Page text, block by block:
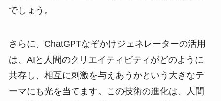
でしょう。
さらに、ChatGPTなぞかけジェネレーターの活用
は、AIと人間のクリエイティビティがどのように
共存し、相互に刺激を与えあうかという大きなテ
ーマにも光を当てます。この技術の進化は、人間